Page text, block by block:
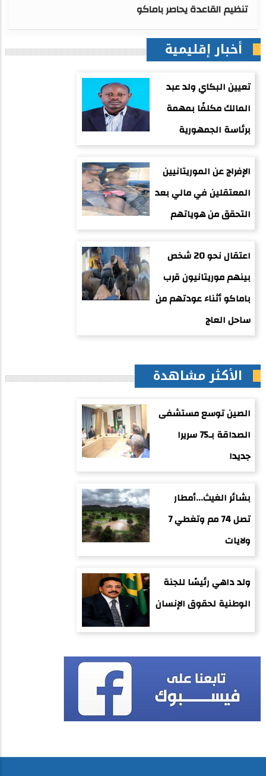
تنظيم القاعدة يحاصر باماكو
أخبار إقليمية
تعيين البكاي ولد عبد
المالك مكلفًا بمهمة
برئاسة الجمهورية
الإفراج عن الموريتانيين
المعتقلين في مالي بعد
التحقق من هوياتهم
اعتقال نحو 20 شخص
بينهم موريتانيون قرب
باماكو أثناء عودتهم من
ساحل العاج
الأكثر مشاهدة
الصين توسع مستشفى
الصداقة بـ75 سريرا
جديدا
بشائر الغيث...أمطار
تصل 74 مم وتغطي 7
ولايات
ولد داهي رئيسًا للجنة
الوطنية لحقوق الإنسان